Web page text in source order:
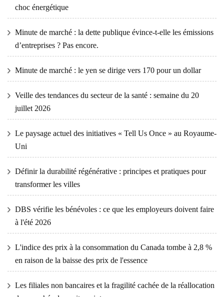
choc énergétique
Minute de marché : la dette publique évince-t-elle les émissions
d’entreprises ? Pas encore.
Minute de marché : le yen se dirige vers 170 pour un dollar
Veille des tendances du secteur de la santé : semaine du 20
juillet 2026
Le paysage actuel des initiatives « Tell Us Once » au Royaume-
Uni
Définir la durabilité régénérative : principes et pratiques pour
transformer les villes
DBS vérifie les bénévoles : ce que les employeurs doivent faire
à l'été 2026
L'indice des prix à la consommation du Canada tombe à 2,8 %
en raison de la baisse des prix de l'essence
Les filiales non bancaires et la fragilité cachée de la réallocation